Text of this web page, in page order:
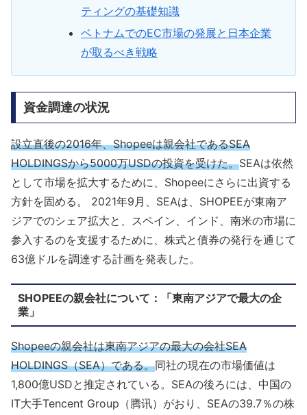
ティングの基礎知識
ベトナムでのEC市場の発展と日本企業
が取るべき戦略
資金調達の状況
設立直後の2016年、Shopeeは親会社であるSEA
HOLDINGSから5000万USDの投資を受けた。SEAは依然
として市場を拡大するために、Shopeeにさらに出資する
方針を固める。 2021年9月、SEAは、SHOPEEが東南ア
ジアでのシェア拡大と、スペイン、インド、南米の市場に
参入するのを支援するために、株式と債券の発行を通じて
63億ドルを調達する計画を発表した。
SHOPEEの親会社について：「東南アジアで最大の企
業」
Shopeeの親会社は東南アジアの最大の会社SEA
HOLDINGS（SEA）である。同社の現在の市場価値は
1,800億USDと推定されている。SEAの後ろには、中国の
IT大手Tencent Group（腾讯）がおり、SEAの39.7％の株